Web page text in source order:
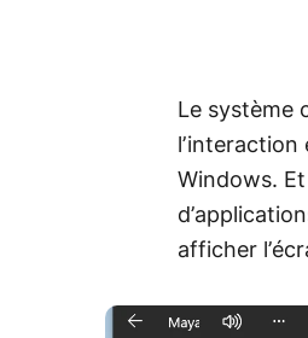
Le système
Windows.
afficher